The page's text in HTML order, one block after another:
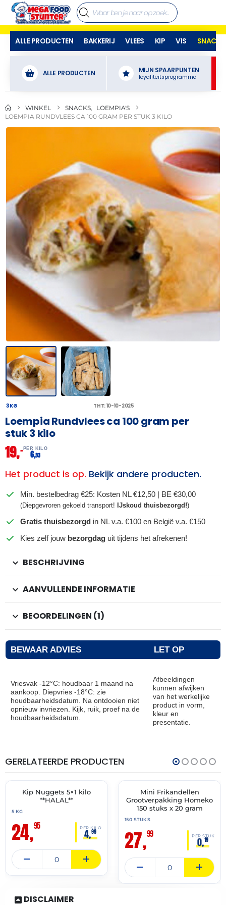
ALLE PRODUCTEN BAKKERIJ VLEES KIP VIS SNACKS
ALLE PRODUCTEN MIJN SPAARPUNTEN
loyaliteitsprogramma
WINKEL SNACKS
LOEMPIA'S
LOEMPIA RUNDVLEES CA 100 GRAM PER STUK 3 KILO
3 KG THT: 10-10-2025
Loempia Rundvlees ca 100 gram per
stuk 3 kilo
19,– PER KILO
6,33
Het product is op. Bekijk andere producten.
Min. bestelbedrag €25: Kosten NL €12,50 | BE €30,00
(Diepgevroren gekoeld transport! IJskoud thuisbezorgd!)
Gratis thuisbezorgd in NL v.a. €100 en België v.a. €150
Kies zelf jouw bezorgdag uit tijdens het afrekenen!
BESCHRIJVING
AANVULLENDE INFORMATIE
BEOORDELINGEN (1)
BEWAAR ADVIES LET OP
Vriesvak -12°C: houdbaar 1 maand na
aankoop. Diepvries -18°C: zie
houdbaarheidsdatum. Na ontdooien niet
opnieuw invriezen. Kijk, ruik, proef na de
houdbaarheidsdatum.
Afbeeldingen
kunnen afwijken
van het werkelijke
product in vorm,
kleur en
presentatie.
GERELATEERDE PRODUCTEN
✓ VAST ASSORTIMENT
THT:
16-
Kip Nuggets 5×1 kilo
**HALAL**
5 KG
24,95 PER KILO
4,99
✓ VAST ASSORTIMENT
Mini Frikandellen
Grootverpakking Homeko
150 stuks x 20 gram
150 STUKS
27,99 PER STUK
0,19
DISCLAIMER